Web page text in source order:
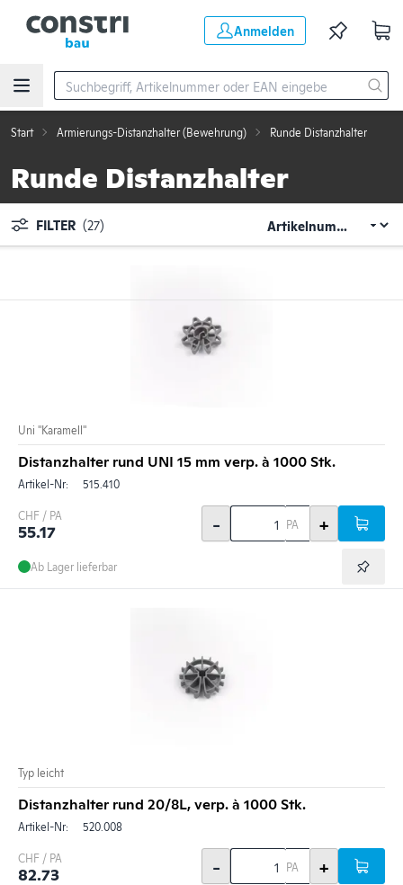
Anmelden
Start Armierungs-Distanzhalter (Bewehrung) Runde Distanzhalter
Runde Distanzhalter
FILTER (27)
Uni "Karamell"
Distanzhalter rund UNI 15 mm verp. à 1000 Stk.
Artikel-Nr: 515.410
CHF / PA
55.17 - PA +
Ab Lager lieferbar
Typ leicht
Distanzhalter rund 20/8L, verp. à 1000 Stk.
Artikel-Nr: 520.008
CHF / PA
82.73 - PA +